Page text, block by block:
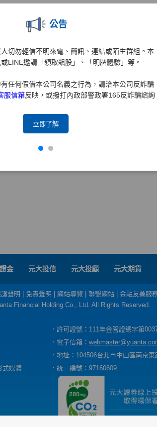
公告
切勿輕信不明來電、簡訊、連結或陌生群組。本
LINE邀請「領取飆股」、「明牌體驗」等。
任何假借本公司名義之行為，請洽本公司反詐騙
服信箱反映，或撥打內政部警政署165反詐騙諮詢
立即了解
金 元大投信 元大投顧 元大期貨
聲明 免責聲明 網站導覽 聯盟網站
金融友善服
Financial Holding Co., Ltd. All Rights Reserved.
．許可證號：111年金管證總字第
．電子信箱：
．地址：104506台北市中山區南京
式媒體
．統一編號：97160609